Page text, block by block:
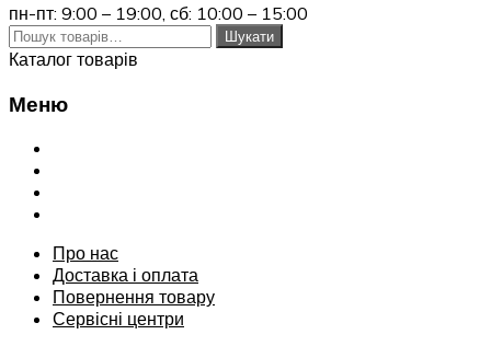
пн-пт: 9:00 – 19:00, сб: 10:00 – 15:00
Шукати:
Шукати
Каталог товарів
Меню
Переглянути
Про нас
Доставка і оплата
Повернення товару
Сервісні центри